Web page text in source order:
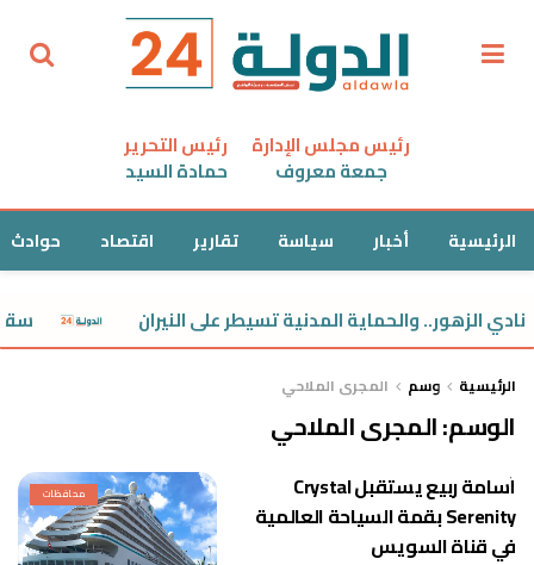
رئيس مجلس الإدارة
جمعة معروف
رئيس التحرير
حمادة السيد
الرئيسية أخبار سياسة تقارير اقتصاد حوادث
الزهور.. والحماية المدنية تسيطر على النيران
الرئيسية وسم المجرى الملاحي
الوسم:المجرى الملاحي
محافظات
أسامة ربيع يستقبل Crystal
Serenity بقمة السياحة العالمية
في قناة السويس